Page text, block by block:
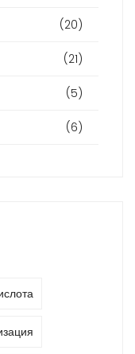
(20)
(21)
(5)
(6)